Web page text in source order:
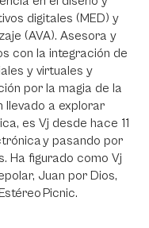
digitales (MED) y
(AVA). Asesora y
con la integración de
y virtuales y
por la magia de la
llevado a explorar
es Vj desde hace 11
y pasando por
Ha figurado como Vj
Juan por Dios,
Picnic.